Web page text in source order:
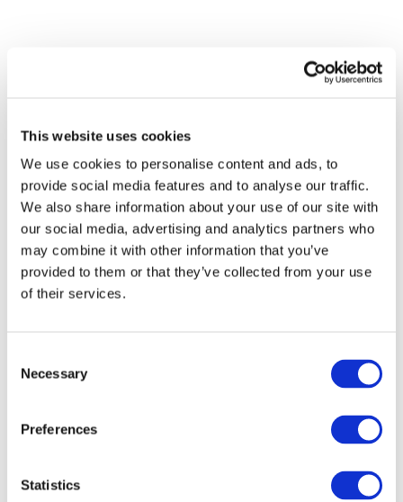
This website uses cookies
We use cookies to personalise content and ads, to
provide social media features and to analyse our traffic.
We also share information about your use of our site with
our social media, advertising and analytics partners who
may combine it with other information that you’ve
provided to them or that they’ve collected from your use
of their services.
Selection
Necessary
Preferences
Statistics